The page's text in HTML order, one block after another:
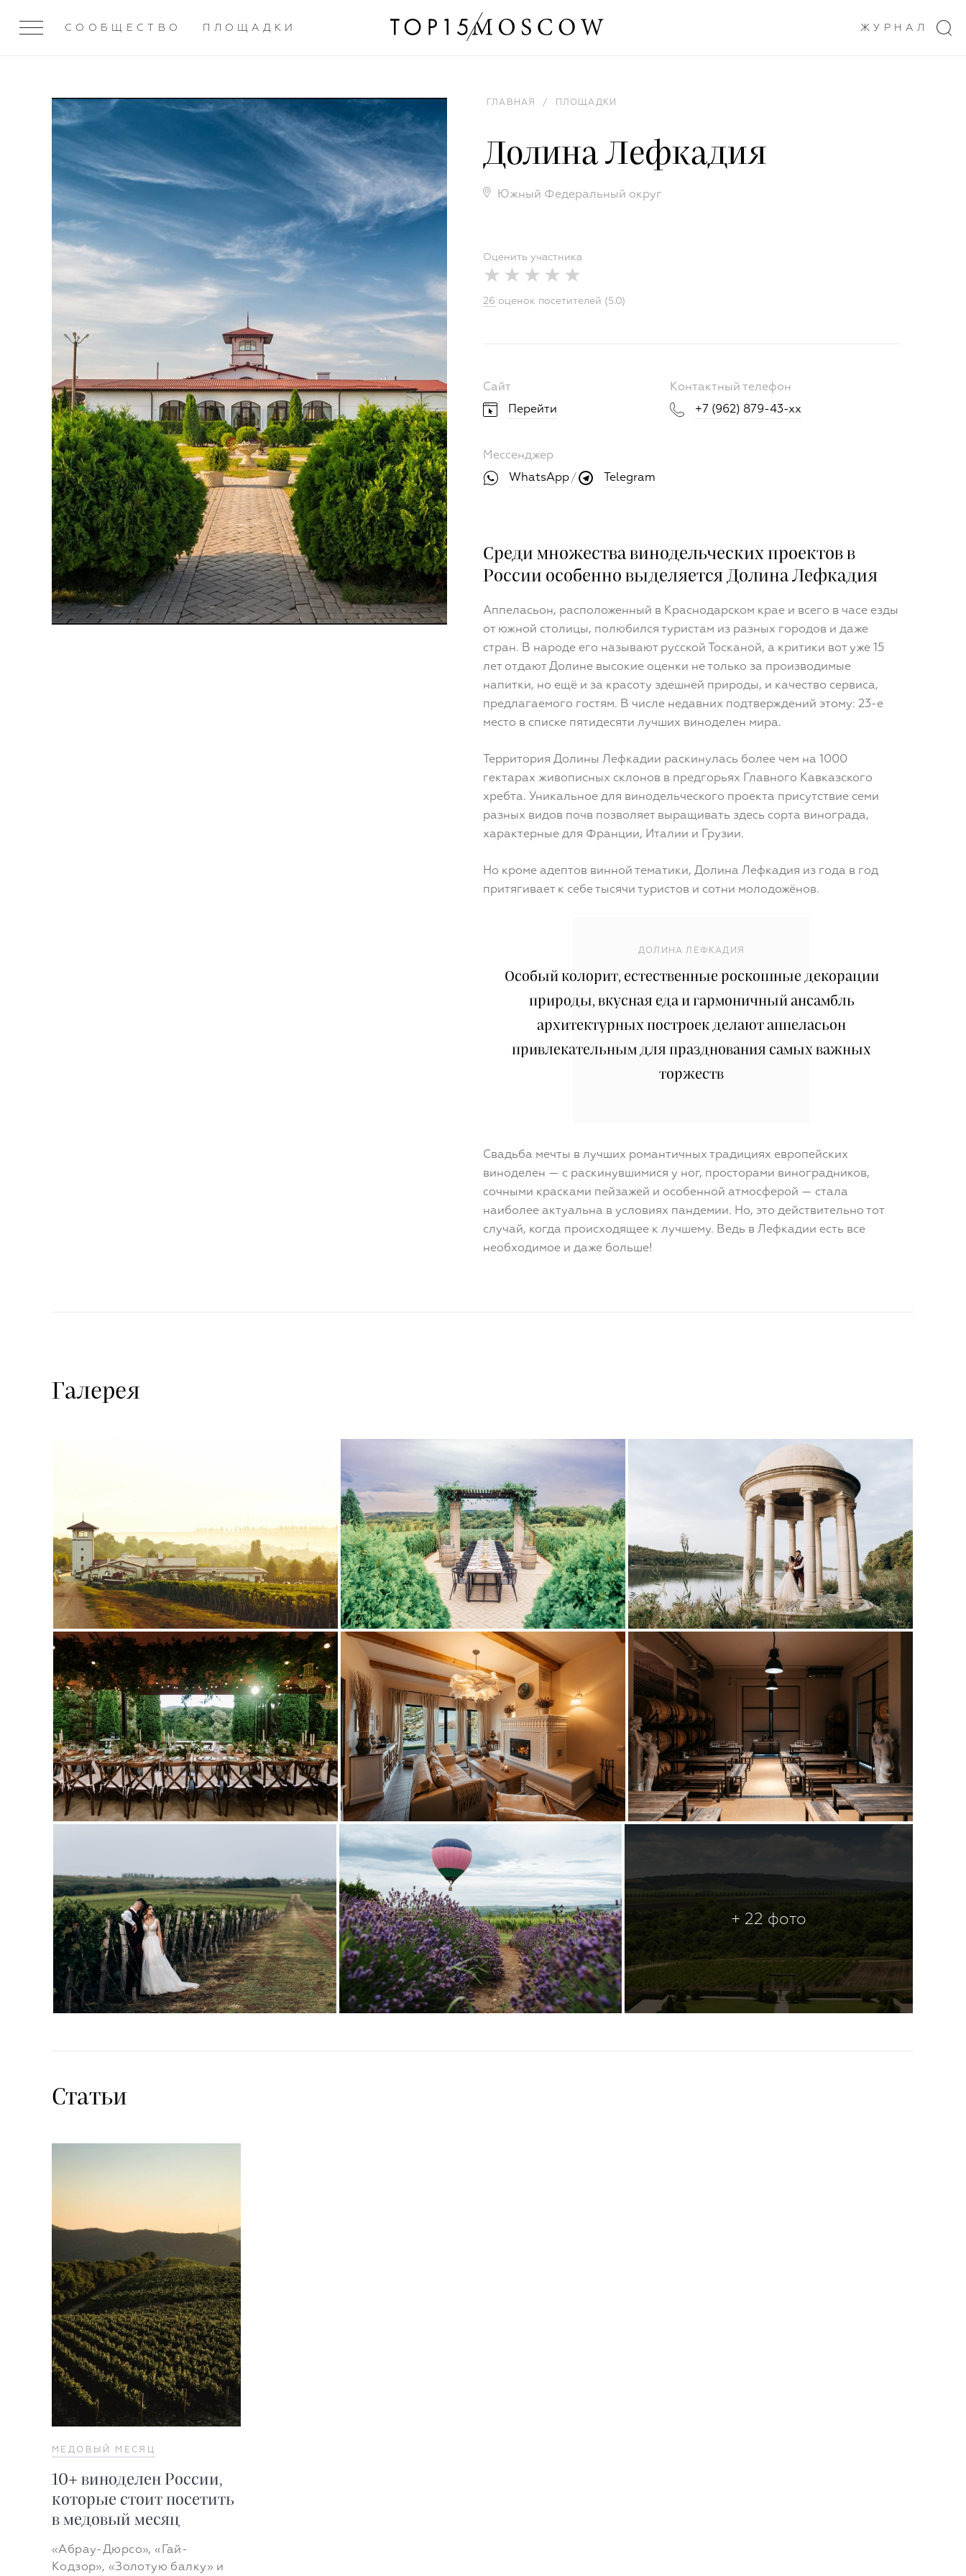
СООБЩЕСТВО ПЛОЩАДКИ ЖУРНАЛ
ГЛАВНАЯ / ПЛОЩАДКИ
Долина Лефкадия
Южный Федеральный округ
Оценить участника
26 оценок посетителей (5.0)
Сайт
Перейти
Контактный телефон
+7 (962) 879-43-xx
Мессенджер
WhatsApp/ Telegram
Среди множества винодельческих проектов в
России особенно выделяется Долина Лефкадия
Аппеласьон, расположенный в Краснодарском крае и всего в часе езды
от южной столицы, полюбился туристам из разных городов и даже
стран. В народе его называют русской Тосканой, а критики вот уже 15
лет отдают Долине высокие оценки не только за производимые
напитки, но ещё и за красоту здешней природы, и качество сервиса,
предлагаемого гостям. В числе недавних подтверждений этому: 23-е
место в списке пятидесяти лучших виноделен мира.
Территория Долины Лефкадии раскинулась более чем на 1000
гектарах живописных склонов в предгорьях Главного Кавказского
хребта. Уникальное для винодельческого проекта присутствие семи
разных видов почв позволяет выращивать здесь сорта винограда,
характерные для Франции, Италии и Грузии.
Но кроме адептов винной тематики, Долина Лефкадия из года в год
притягивает к себе тысячи туристов и сотни молодожёнов.
ДОЛИНА ЛЕФКАДИЯ
Особый колорит, естественные роскошные декорации
природы, вкусная еда и гармоничный ансамбль
архитектурных построек делают аппеласьон
привлекательным для празднования самых важных
торжеств
Свадьба мечты в лучших романтичных традициях европейских
виноделен — с раскинувшимися у ног, просторами виноградников,
сочными красками пейзажей и особенной атмосферой — стала
наиболее актуальна в условиях пандемии. Но, это действительно тот
случай, когда происходящее к лучшему. Ведь в Лефкадии есть все
необходимое и даже больше!
Галерея
+ 22 фото
Статьи
МЕДОВЫЙ МЕСЯЦ
10+ виноделен России,
которые стоит посетить
в медовый месяц
«Абрау-Дюрсо», «Гай-
Кодзор», «Золотую балку» и